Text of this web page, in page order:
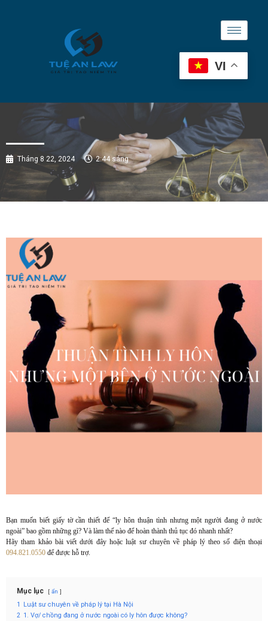
VI
Tháng 8 22, 2024 2:44 sáng
Bạn muốn biết giấy tờ cần thiết để “ly hôn thuận tình nhưng một người đang ở nước
ngoài” bao gồm những gì? Và làm thế nào để hoàn thành thủ tục đó nhanh nhất?
Hãy tham khảo bài viết dưới đây hoặc luật sư chuyên về pháp lý theo số điện thoại
094.821.0550 để được hỗ trợ.
Mục lục ẩn
1
Luật sư chuyên về pháp lý tại Hà Nội
2 1. Vợ/ chồng đang ở nước ngoài có ly hôn được không?